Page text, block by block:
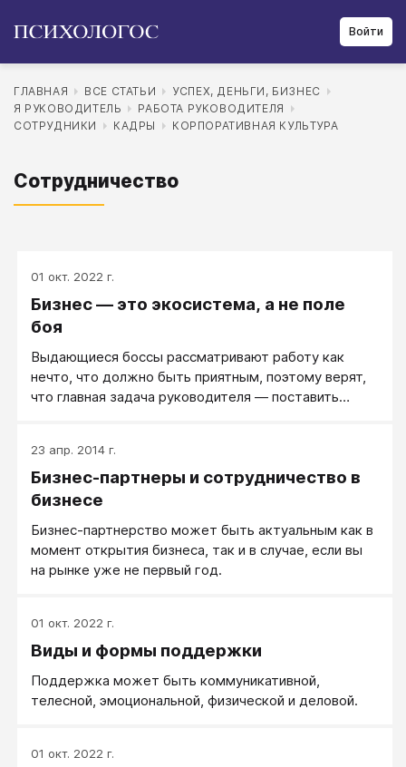
Войти
ГЛАВНАЯ ВСЕ СТАТЬИ
УСПЕХ, ДЕНЬГИ, БИЗНЕС
Я РУКОВОДИТЕЛЬ
РАБОТА РУКОВОДИТЕЛЯ
СОТРУДНИКИ
КАДРЫ КОРПОРАТИВНАЯ КУЛЬТУРА
Сотрудничество
01 окт. 2022 г.
Бизнес — это экосистема, а не поле
боя
Выдающиеся боссы рассматривают работу как
нечто, что должно быть приятным, поэтому верят,
что главная задача руководителя ― поставить
23 апр. 2014 г.
Бизнес-партнеры и сотрудничество в
бизнесе
Бизнес-партнерство может быть актуальным как в
момент открытия бизнеса, так и в случае, если вы
на рынке уже не первый год.
01 окт. 2022 г.
Виды и формы поддержки
Поддержка может быть коммуникативной,
телесной, эмоциональной, физической и деловой.
01 окт. 2022 г.